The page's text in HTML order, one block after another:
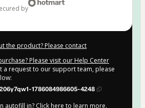
secured by
the product? Please contact
Please visit our Help Center
a request to our support team, please
1786084986605-4248
autofill in? Click here to learn more.